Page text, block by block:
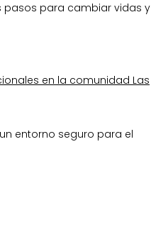
pasos para cambiar vidas y
en la comunidad Las
entorno seguro para el